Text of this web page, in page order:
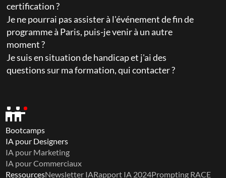
certification ?
Je ne pourrai pas assister à l'événement de fin de
programme à Paris, puis-je venir à un autre
moment ?
Je suis en situation de handicap et j'ai des
questions sur ma formation, qui contacter ?
Bootcamps
IA pour Designers
IA pour Marketing
IA pour Commerciaux
RessourcesNewsletter IARapport IA 2024Prompting RACE